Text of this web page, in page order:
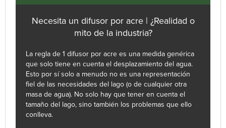
Necesita un difusor por acre | ¿Realidad o
mito de la industria?
La regla de 1 difusor por acre es una medida genérica
que solo tiene en cuenta el desplazamiento del agua.
Esto por sí solo a menudo no es una representación
fiel de las necesidades del lago (o de cualquier otra
masa de agua). No solo hay que tener en cuenta el
tamaño del lago, sino también los problemas que ello
conlleva.